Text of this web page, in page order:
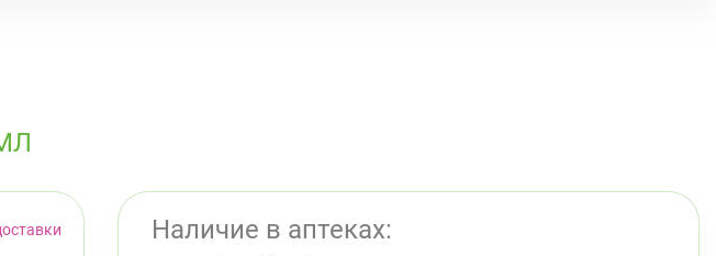
Наличие в аптеках: